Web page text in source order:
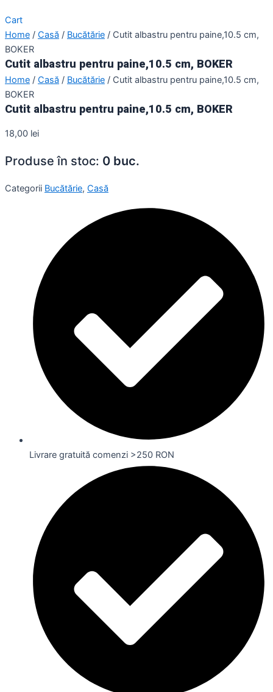
Cart
Home / Casă / Bucătărie / Cutit albastru pentru paine,10.5 cm,
BOKER
Cutit albastru pentru paine,10.5 cm, BOKER
Home / Casă / Bucătărie / Cutit albastru pentru paine,10.5 cm,
BOKER
Cutit albastru pentru paine,10.5 cm, BOKER
18,00 lei
Produse în stoc: 0 buc.
Categorii Bucătărie, Casă
Livrare gratuită comenzi >250 RON